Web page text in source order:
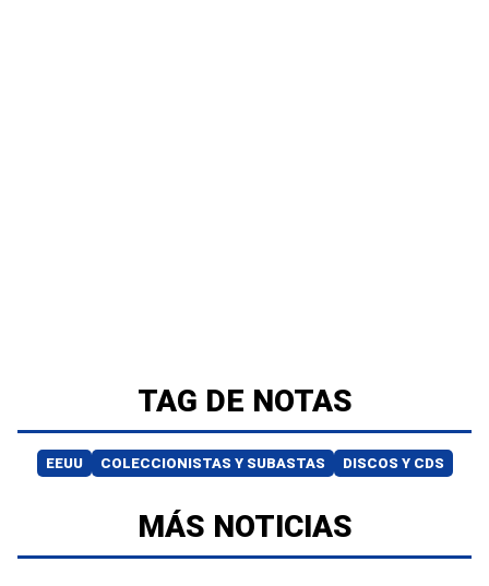
TAG DE NOTAS
EEUU COLECCIONISTAS Y SUBASTAS DISCOS Y CDS
MÁS NOTICIAS